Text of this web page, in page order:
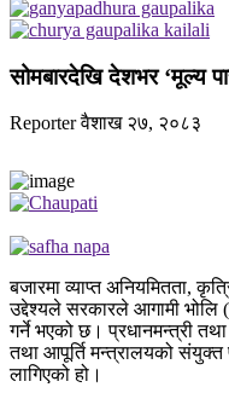
सोमबारदेखि देशभर ‘मूल्य
Reporterवैशाख २७, २०८३
बजारमा व्याप्त अनियमितता,
उद्देश्यले सरकारले आगामी
गर्ने भएको छ। प्रधानमन्त्री तथा
तथा आपूर्ति मन्त्रालयको संयुक्त
लागिएको हो।